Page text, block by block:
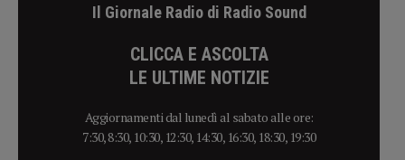
Il Giornale Radio di Radio Sound
CLICCA E ASCOLTA
LE ULTIME NOTIZIE
Aggiornamenti dal lunedì al sabato alle ore:
7:30, 8:30, 10:30, 12:30, 14:30, 16:30, 18:30, 19:30